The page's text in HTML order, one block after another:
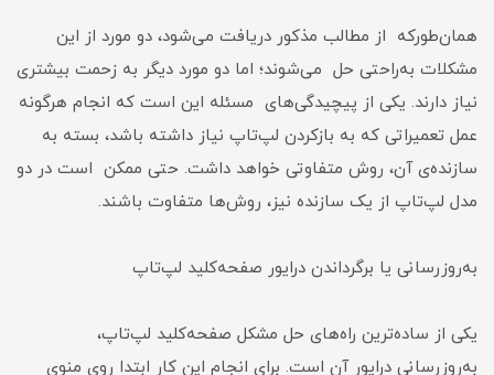
همان‌طورکه از مطالب مذکور دریافت می‌شود، دو مورد از این
مشکلات به‌راحتی حل می‌شوند؛ اما دو مورد دیگر به زحمت بیشتری
نیاز دارند. یکی از پیچیدگی‌های مسئله این است که انجام هر‌گونه
عمل تعمیراتی که به بازکردن لپ‌تاپ نیاز داشته باشد، بسته به
سازنده‌ی آن، روش متفاوتی خواهد داشت. حتی ممکن است در دو
مدل لپ‌تاپ از یک سازنده نیز، روش‌ها متفاوت باشند.
به‌روز‌رسانی یا بر‌گرداندن درایور صفحه‌کلید لپ‌تاپ
یکی از ساده‌ترین راه‌های حل مشکل صفحه‌کلید لپ‌تاپ،
به‌روز‌رسانی درایور آن است. برای انجام این کار ابتدا روی منوی